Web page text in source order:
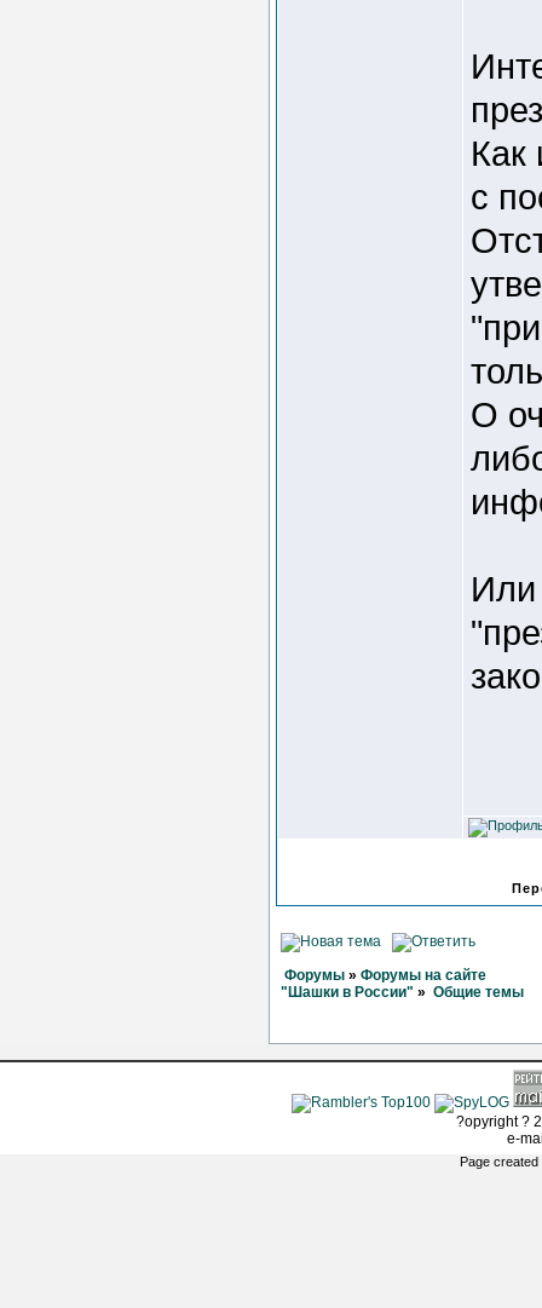
Как
с
О
Или
Форумы » Форумы на сайте
"Шашки в России" » Общие темы
?opyright ?
e-
Page